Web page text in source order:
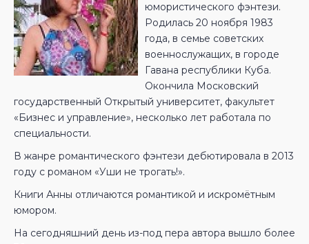
юмористического фэнтези.
Родилась 20 ноября 1983
года, в семье советских
военнослужащих, в городе
Гавана республики Куба.
Окончила Московский
государственный Открытый университет, факультет
«Бизнес и управление», несколько лет работала по
специальности.
В жанре романтического фэнтези дебютировала в 2013
году с романом «Уши не трогать!».
Книги Анны отличаются романтикой и искромётным
юмором.
На сегодняшний день из-под пера автора вышло более